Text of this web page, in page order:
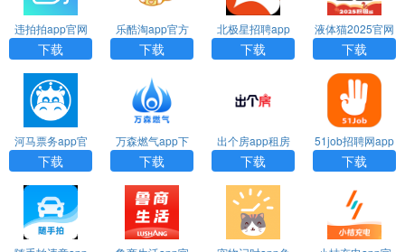
违拍拍app官网
下载安装
下载
乐酷淘app官方
下载
下载
北极星招聘app
官方版
下载
液体猫2025官网
下载
下载
河马票务app官
方下载
下载
万森燃气app下
载最新版
下载
出个房app租房
下载
下载
51job招聘网app
下载
下载